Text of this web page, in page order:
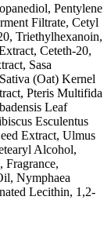
Pentylene
Filtrate, Cetyl
Triethylhexanoin,
Ceteth-20,
Sasa
(Oat) Kernel
Pteris Multifida
Leaf
Esculentus
Extract, Ulmus
Alcohol,
Nymphaea
Lecithin, 1,2-